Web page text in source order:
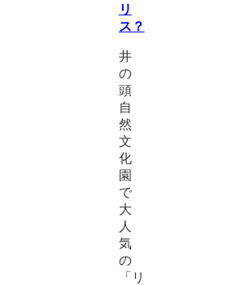
リ
ス？
井
の
頭
自
然
文
化
園
で
大
人
気
の
「リ